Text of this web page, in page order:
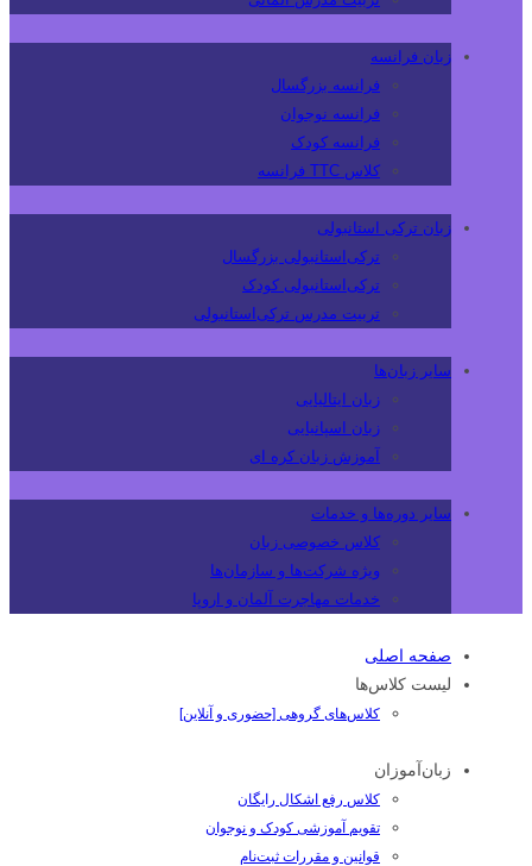
زبان فرانسه
فرانسه بزرگسال
فرانسه نوجوان
فرانسه کودک
کلاس TTC فرانسه
زبان ترکی استانبولی
ترکی‌استانبولی بزرگسال
ترکی‌استانبولی کودک
تربیت مدرس ترکی‌استانبولی
سایر زبان‌ها
زبان ایتالیایی
زبان اسپانیایی
آموزش زبان کره ای
سایر دوره‌ها و خدمات
کلاس خصوصی زبان
ویژه شرکت‌ها و سازمان‌ها
خدمات مهاجرت آلمان و اروپا
صفحه اصلی
لیست کلاس‌ها
کلاس‌های گروهی [حضوری و آنلاین]
زبان‌آموزان
کلاس رفع اشکال رایگان
تقویم آموزشی کودک و نوجوان
قوانین و مقررات ثبت‌نام